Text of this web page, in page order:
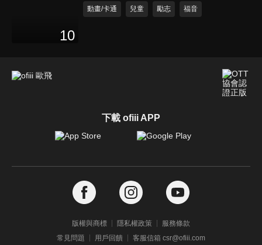
10
動畫/卡通
兒童 勵志 福音
下載 ofiii APP
版權與商標 隱私權政策
服務條款
常見問題
用戶回饋 客服信箱 csr@ofiii.com